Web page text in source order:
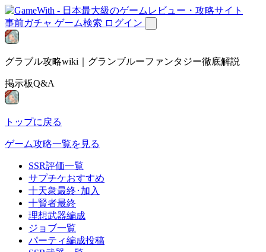
事前ガチャ ゲーム検索 ログイン
グラブル攻略wiki｜グランブルーファンタジー徹底解説
掲示板Q&A
トップに戻る
ゲーム攻略一覧を見る
SSR評価一覧
サプチケおすすめ
十天衆最終･加入
十賢者最終
理想武器編成
ジョブ一覧
パーティ編成投稿